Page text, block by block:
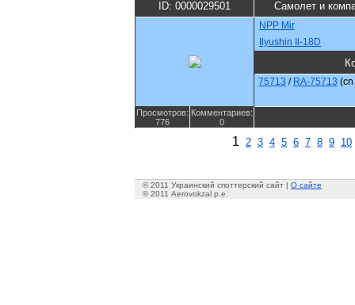
ID: 0000029501 Самолет и
NPP Mir
Ilyushin Il-18D
75713 / RA-75713 (cn
Просмотров:
776
Комментариев:
0
1 2 3 4 5 6 7 8 9 10
© 2011 Украинский споттерский сайт | О сайте
© 2011 Aerovokzal p.e.